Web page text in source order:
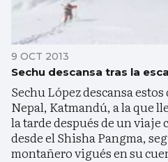
9 OCT 2013
Sechu descansa tras la
Sechu López descansa
Nepal, Katmandú, a la que
la tarde después de un
desde el Shisha Pangma,
montañero vigués en su